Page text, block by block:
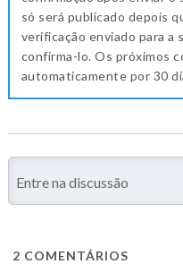
só será publicado depois
verificação enviado para a
confirma-lo. Os próximos
automaticamente por 30
2 COMENTÁRIOS